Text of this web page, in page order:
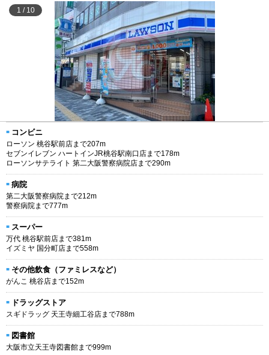
1 / 10
コンビニ
ローソン 桃谷駅前店まで207m
セブンイレブン ハートインJR桃谷駅南口店まで178m
ローソンサテライト 第二大阪警察病院店まで290m
病院
第二大阪警察病院まで212m
警察病院まで777m
スーパー
万代 桃谷駅前店まで381m
イズミヤ 国分町店まで558m
その他飲食（ファミレスなど）
がんこ 桃谷店まで152m
ドラッグストア
スギドラッグ 天王寺細工谷店まで788m
図書館
大阪市立天王寺図書館まで999m